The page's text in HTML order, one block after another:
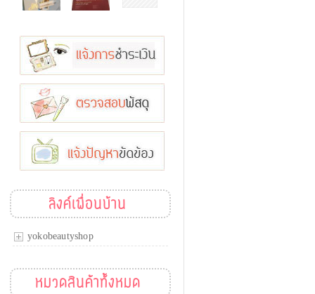
ลิงค์เพื่อนบ้าน
yokobeautyshop
หมวดสินค้าทั้งหมด